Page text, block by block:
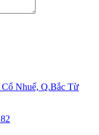
Cổ Nhuế, Q.Bắc Từ